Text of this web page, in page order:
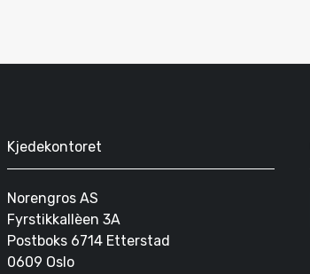
Kjedekontoret
Norengros AS
Fyrstikkallèen 3A
Postboks 6714 Etterstad
0609 Oslo